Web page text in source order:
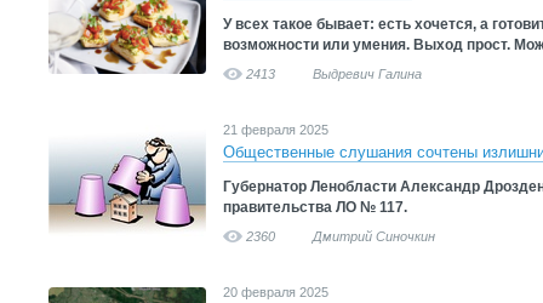
У всех такое бывает: есть хочется, а
возможности или умения. Выход прост.
2413 Выдревич Галина
21 февраля 2025
Общественные слушания сочтены
Губернатор Ленобласти Александр
правительства ЛО № 117.
2360 Дмитрий Синочкин
20 февраля 2025